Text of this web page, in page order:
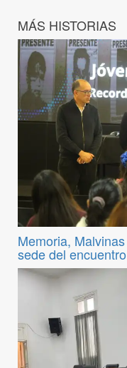
MÁS HISTORIAS
Memoria,
sede del